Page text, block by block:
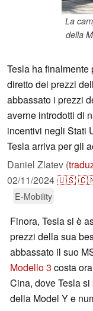
La
della
Tesla ha
diretto dei prezzi
abbassato i prezzi
averne introdotti di
incentivi negli Stati
Tesla arriva per gli
Daniel Zlatev (
02/11/2024🇺🇸
E-Mobility
Finora, Tesla si è
prezzi della sua
abbassato il suo
Modello 3 costa
Cina, dove Tesla
della Model Y e